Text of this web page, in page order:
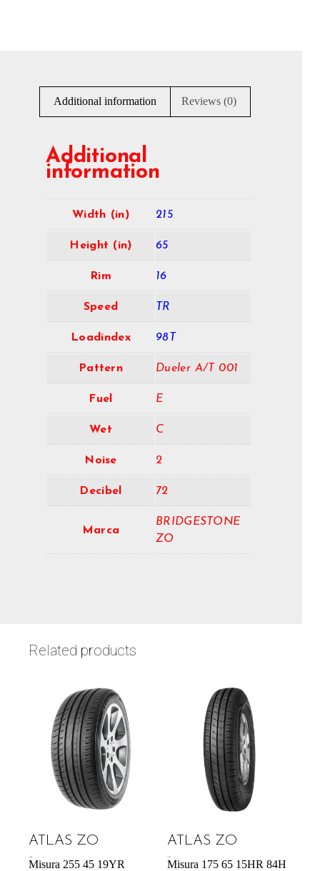
Additional information Reviews (0)
Additional
information
Width (in) 215
Height (in) 65
Rim 16
Speed TR
Loadindex 98T
Pattern Dueler A/T 001
Fuel E
Wet C
Noise 2
Decibel 72
Marca
BRIDGESTONE
ZO
Related products
ATLAS ZO
Misura 255 45 19YR
ATLAS ZO
Misura 175 65 15HR 84H